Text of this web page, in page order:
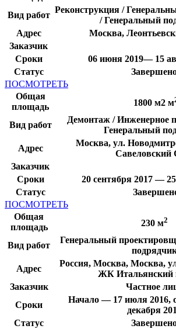
Вид работ
Реконструкция /
/ Генеральный
Адрес
Москва,
Заказчик
Сроки
06 июня 2019— 15
Статус
ПОСМОТРЕТЬ
Общая
площадь
1800 м2 м
Вид работ
Демонтаж / Инженерное
Генеральный
Адрес
Москва, ул.
Савеловский
Заказчик
Сроки
20 сентября 2017 —
Статус
ПОСМОТРЕТЬ
Общая
площадь
230 м2
Вид работ
Генеральный
Адрес
Россия, Москва, Москва,
ЖК Итальянский
Заказчик
Частное
Сроки
Начало — 17 июля 2016,
декабря
Статус